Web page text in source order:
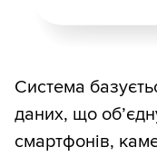
Система
даних, що
смартфонів,